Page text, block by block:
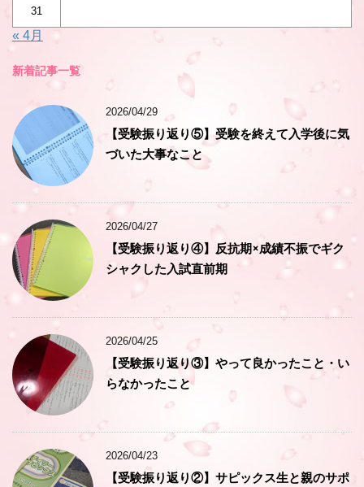
31
« 4月
新着記事一覧
2026/04/29
【受験振り返り⑤】受験を終えて入学後に気
づいた大事なこと
2026/04/27
【受験振り返り④】反抗期×成績不振でギク
シャクした入試直前期
2026/04/25
【受験振り返り③】やって良かったこと・い
らなかったこと
2026/04/23
【受験振り返り②】サピックス生と親のサポ